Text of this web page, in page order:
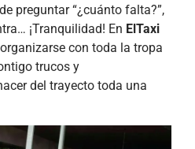
preguntar “¿cuánto falta?”,
¡Tranquilidad! En ElTaxi
con toda la tropa
trucos y
del trayecto toda una